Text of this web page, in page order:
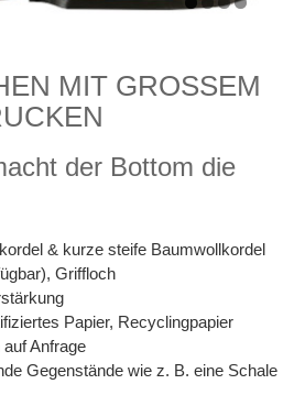
MIT GROSSEM
der Bottom die
& kurze steife Baumwollkordel
Griffloch
Papier, Recyclingpapier
Anfrage
Gegenstände wie z. B. eine Schale